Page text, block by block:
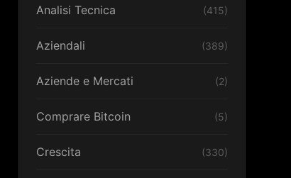
Analisi Tecnica (415)
Aziendali (389)
Aziende e Mercati (2)
Comprare Bitcoin (5)
Crescita (330)